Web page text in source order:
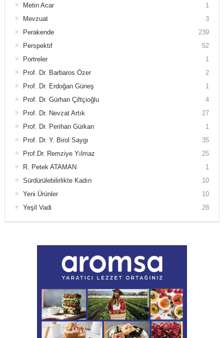
Metin Acar
1
Mevzuat
3
Perakende
239
Perspektif
52
Portreler
1
Prof. Dr. Barbaros Özer
2
Prof. Dr. Erdoğan Güneş
1
Prof. Dr. Gürhan Çiftçioğlu
4
Prof. Dr. Nevzat Artık
27
Prof. Dr. Perihan Gürkan
1
Prof. Dr. Y. Birol Saygı
35
Prof.Dr. Remziye Yılmaz
25
R. Petek ATAMAN
1
Sürdürülebilirlikte Kadın
10
Yeni Ürünler
10
Yeşil Vadi
28